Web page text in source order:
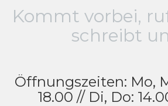
Kommt vorbei,
schreibt
Öffnungszeiten: Mo,
18.00 // Di, Do: